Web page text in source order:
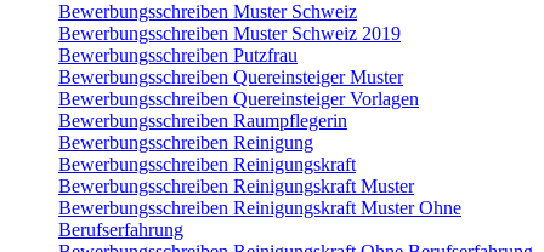
Bewerbungsschreiben Muster Schweiz
Bewerbungsschreiben Muster Schweiz 2019
Bewerbungsschreiben Putzfrau
Bewerbungsschreiben Quereinsteiger Muster
Bewerbungsschreiben Quereinsteiger Vorlagen
Bewerbungsschreiben Raumpflegerin
Bewerbungsschreiben Reinigung
Bewerbungsschreiben Reinigungskraft
Bewerbungsschreiben Reinigungskraft Muster
Bewerbungsschreiben Reinigungskraft Muster Ohne
Berufserfahrung